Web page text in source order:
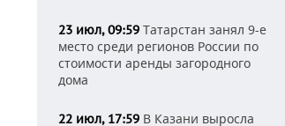
23 июл, 09:59 Татарстан занял 9-е
место среди регионов России по
стоимости аренды загородного
дома
22 июл, 17:59 В Казани выросла